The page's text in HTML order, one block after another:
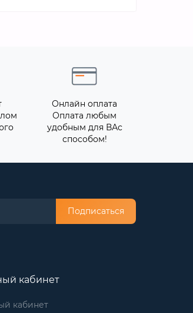
Онлайн оплата
Оплата любым
удобным для ВАс
способом!
Подписаться
кабинет
кабинет